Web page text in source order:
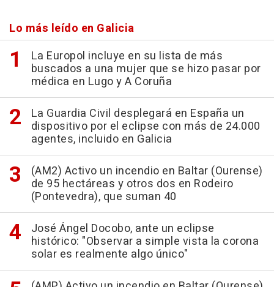
Lo más leído en Galicia
La Europol incluye en su lista de más
buscados a una mujer que se hizo pasar por
médica en Lugo y A Coruña
La Guardia Civil desplegará en España un
dispositivo por el eclipse con más de 24.000
agentes, incluido en Galicia
(AM2) Activo un incendio en Baltar (Ourense)
de 95 hectáreas y otros dos en Rodeiro
(Pontevedra), que suman 40
José Ángel Docobo, ante un eclipse
histórico: "Observar a simple vista la corona
solar es realmente algo único"